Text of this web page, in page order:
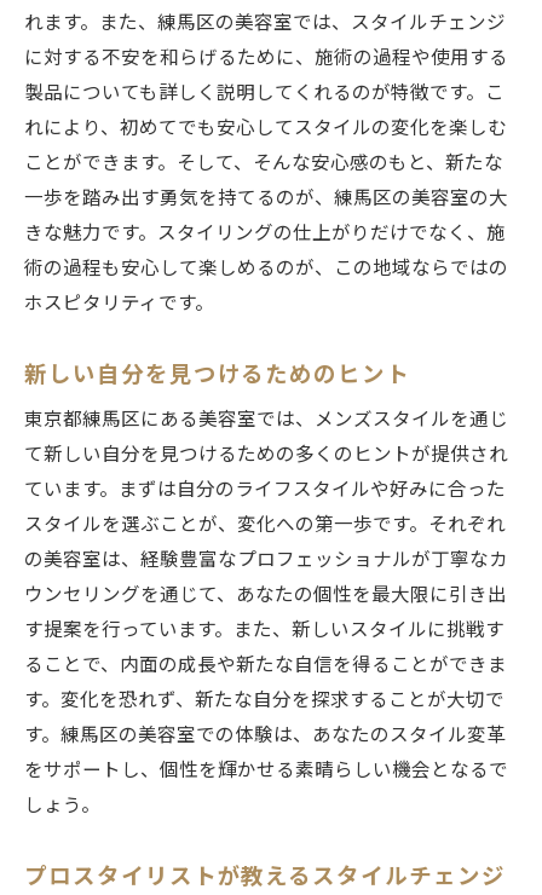
れます。また、練馬区の美容室では、スタイルチェンジ
に対する不安を和らげるために、施術の過程や使用する
製品についても詳しく説明してくれるのが特徴です。こ
れにより、初めてでも安心してスタイルの変化を楽しむ
ことができます。そして、そんな安心感のもと、新たな
一歩を踏み出す勇気を持てるのが、練馬区の美容室の大
きな魅力です。スタイリングの仕上がりだけでなく、施
術の過程も安心して楽しめるのが、この地域ならではの
ホスピタリティです。
新しい自分を見つけるためのヒント
東京都練馬区にある美容室では、メンズスタイルを通じ
て新しい自分を見つけるための多くのヒントが提供され
ています。まずは自分のライフスタイルや好みに合った
スタイルを選ぶことが、変化への第一歩です。それぞれ
の美容室は、経験豊富なプロフェッショナルが丁寧なカ
ウンセリングを通じて、あなたの個性を最大限に引き出
す提案を行っています。また、新しいスタイルに挑戦す
ることで、内面の成長や新たな自信を得ることができま
す。変化を恐れず、新たな自分を探求することが大切で
す。練馬区の美容室での体験は、あなたのスタイル変革
をサポートし、個性を輝かせる素晴らしい機会となるで
しょう。
プロスタイリストが教えるスタイルチェンジ